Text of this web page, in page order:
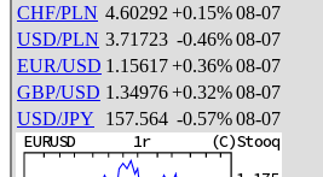
CHF/PLN 4.60292+0.15%08-07
USD/PLN 3.71723 -0.46%08-07
EUR/USD 1.15617+0.36%08-07
GBP/USD 1.34976+0.32%08-07
USD/JPY
157.564 -0.57%08-07